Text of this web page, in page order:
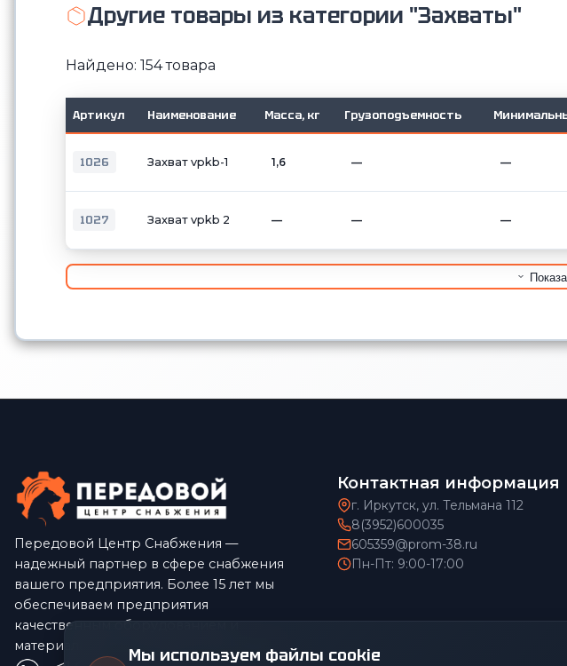
Другие товары из категории "Захваты"
Найдено: 154 товара
Артикул Наименование Масса, кг Грузоподъемность
1026 Захват vpkb-1 1,6 — —
1027 Захват vpkb 2 — — —
Мы используем файлы cookie
Передовой Центр Снабжения —
надежный партнер в сфере снабжения
вашего предприятия. Более 15 лет мы
обеспечиваем предприятия
качественным оборудованием и
материалами по конкурентным ценам.
Контактная информация
г. Иркутск, ул. Тельмана 112
8(3952)600035
605359@prom-38.ru
Пн-Пт: 9:00-17:00